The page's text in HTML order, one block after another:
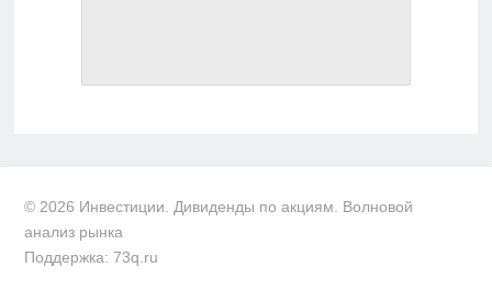
© 2026 Инвестиции. Дивиденды по акциям. Волновой
анализ рынка
Поддержка: 73q.ru